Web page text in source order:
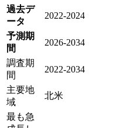
過去デ
ータ
2022-2024
予測期
間
2026-2034
調査期
間
2022-2034
主要地
域
北米
最も急